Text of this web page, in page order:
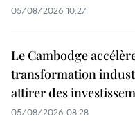
05/08/2026 10:27
Le Cambodge
transformation
attirer des
05/08/2026 08:28